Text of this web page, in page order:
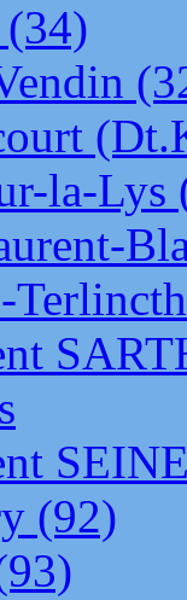
la-Lys
(92)